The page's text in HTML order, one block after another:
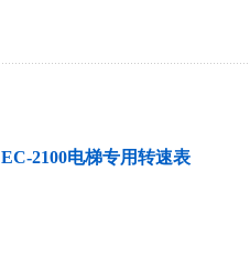
EC-2100电梯专用转速表